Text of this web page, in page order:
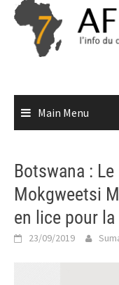
Skip
content
Main Menu
Botswana :
Mokgweetsi
en lice pour
23/09/2019